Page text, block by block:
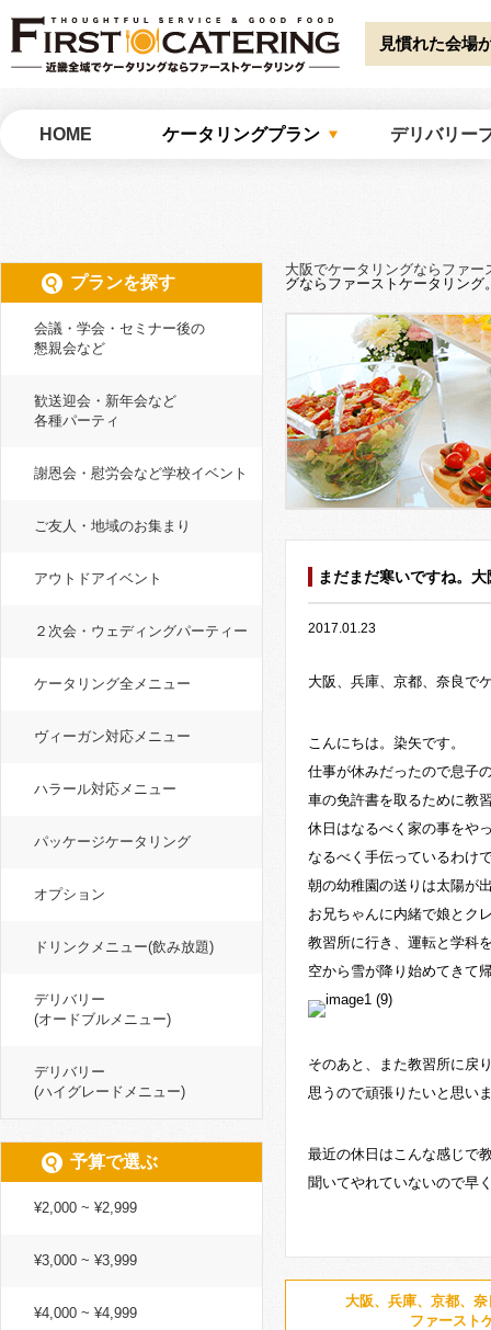
Warning : Undefined array key "HTTP_ACCEPT_LANGUAGE" in/home/
catering/common/meta.php on line51 見慣れた会場
HOME ケータリングプラン デリバリー
大阪でケータリングならファー
グならファーストケータリング
まだまだ寒いですね。
2017.01.23
大阪、兵庫、京都、奈良で
こんにちは。染矢です。
仕事が休みだったので息子
車の免許書を取るために教
休日はなるべく家の事をや
なるべく手伝っているわけ
朝の幼稚園の送りは太陽が
お兄ちゃんに内緒で娘とク
教習所に行き、運転と学科
空から雪が降り始めてきて
そのあと、また教習所に戻
思うので頑張りたいと思い
最近の休日はこんな感じで
聞いてやれていないので早
大阪、兵庫、京都、
ファースト
プランを探す
会議・学会・セミナー後の
懇親会など
歓送迎会・新年会など
各種パーティ
謝恩会・慰労会など学校イベント
ご友人・地域のお集まり
アウトドアイベント
２次会・ウェディングパーティー
ケータリング全メニュー
ヴィーガン対応メニュー
ハラール対応メニュー
パッケージケータリング
オプション
ドリンクメニュー(飲み放題)
デリバリー
(オードブルメニュー)
デリバリー
(ハイグレードメニュー)
予算で選ぶ
¥2,000 ~ ¥2,999
¥3,000 ~ ¥3,999
¥4,000 ~ ¥4,999